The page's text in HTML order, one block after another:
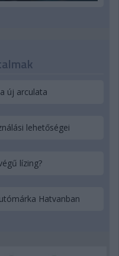
új arculata
lehetőségei
lízing?
Hatvanban